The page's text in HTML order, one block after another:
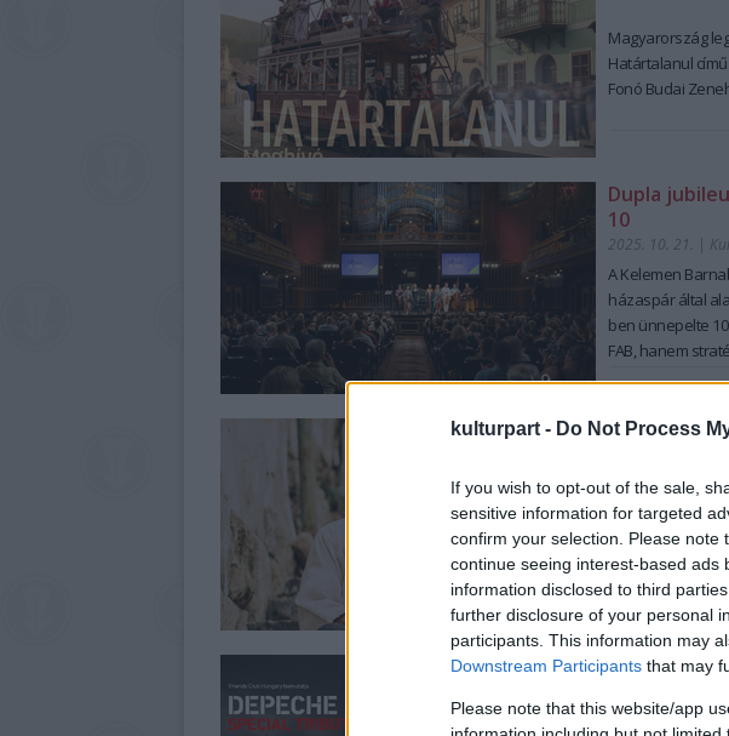
kulturpart - Do Not Process
If you wish to opt-out of the sale,
sensitive information for targeted
confirm your selection. Please
continue seeing interest-based ads
information disclosed to third
further disclosure of your personal
participants. This information may
Downstream Participants that may
Please note that this website/app
Magyarország
Határtalanul
Fonó Budai
körutazástPapp
mutatják meg,
készültek. A
darabot, és
lendületes élő
Az előadás
egyben, melyet
akár a bőrt a
meggyötörten is
számban
vannak vidékek
A társulat17
megcélozva. Az
idén ezek
balladafriss
Baxtale! -
elhagyók
produkciói.
A társulat
Dupla
10
2025. 10. 21. |
A Kelemen
házaspár által
ben ünnepelte
FAB, hanem
életében is
20 éves
Dongó a
Szokolay Dongó
nagymestere,
Karakteres
szólói rengeteg
pontot.
jelenleg is aktív
nélkül.
Túlvilági
MVM Dome-